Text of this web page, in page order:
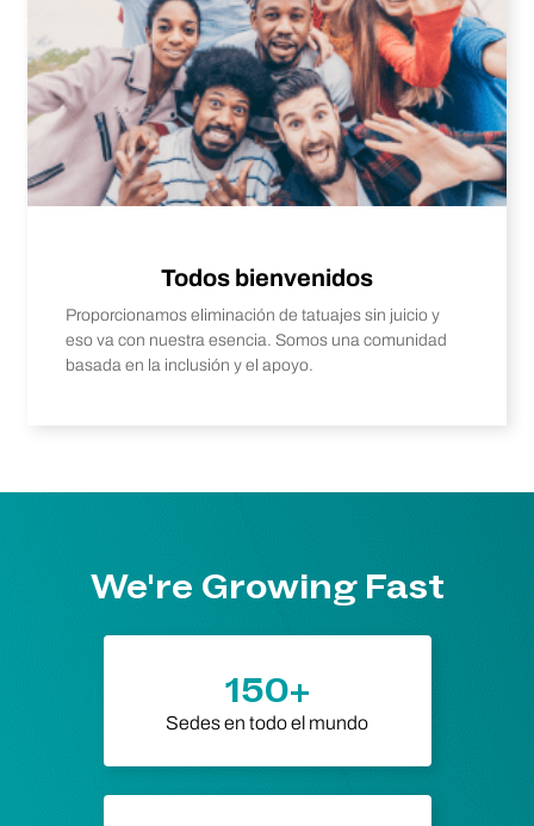
Todos bienvenidos
Proporcionamos eliminación de tatuajes sin juicio y
eso va con nuestra esencia. Somos una comunidad
basada en la inclusión y el apoyo.
We're Growing Fast
150+
Sedes en todo el mundo